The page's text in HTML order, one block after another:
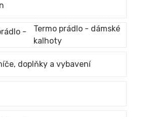
Termo prádlo - dámské
kalhoty
doplňky a vybavení